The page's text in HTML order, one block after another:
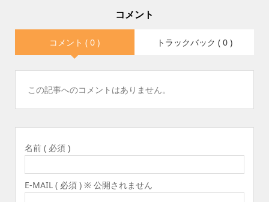
コメント
コメント ( 0 ) トラックバック ( 0 )
この記事へのコメントはありません。
名前 ( 必須 )
E-MAIL ( 必須 ) ※ 公開されません